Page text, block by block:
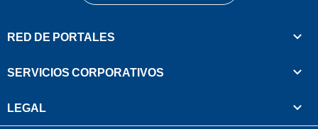
RED DE PORTALES
SERVICIOS CORPORATIVOS
LEGAL